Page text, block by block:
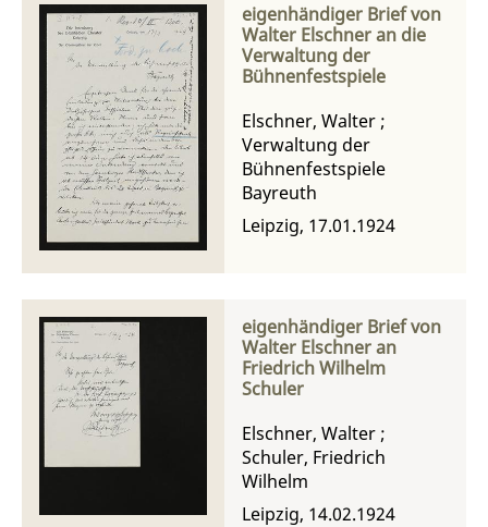
eigenhändiger Brief von
Walter Elschner an die
Verwaltung der
Bühnenfestspiele
Elschner, Walter ;
Verwaltung der
Bühnenfestspiele
Bayreuth
Leipzig, 17.01.1924
eigenhändiger Brief von
Walter Elschner an
Friedrich Wilhelm
Schuler
Elschner, Walter ;
Schuler, Friedrich
Wilhelm
Leipzig, 14.02.1924